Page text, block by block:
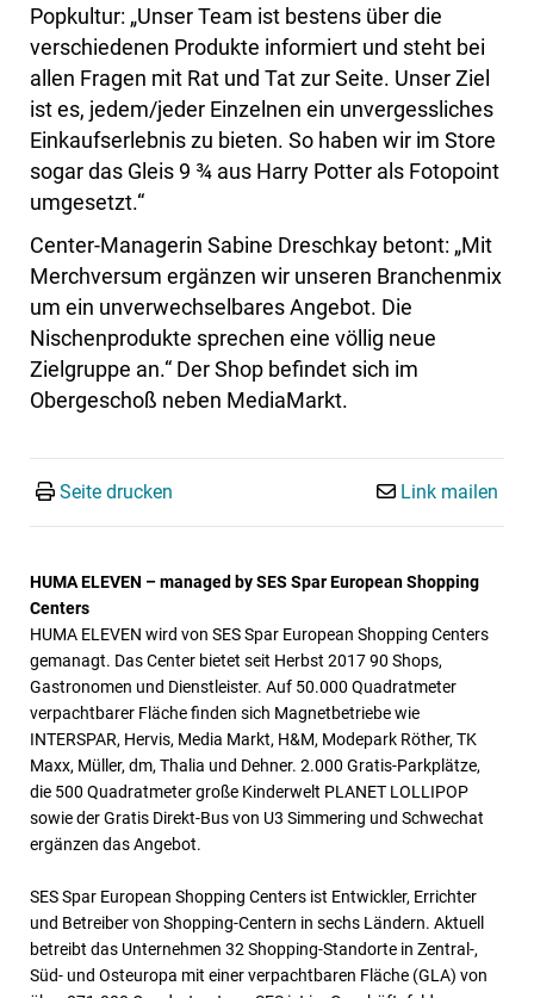
Popkultur: „Unser Team ist bestens über die
verschiedenen Produkte informiert und steht bei
allen Fragen mit Rat und Tat zur Seite. Unser Ziel
ist es, jedem/jeder Einzelnen ein unvergessliches
Einkaufserlebnis zu bieten. So haben wir im Store
sogar das Gleis 9 ¾ aus Harry Potter als Fotopoint
umgesetzt.“
Center-Managerin Sabine Dreschkay betont: „Mit
Merchversum ergänzen wir unseren Branchenmix
um ein unverwechselbares Angebot. Die
Nischenprodukte sprechen eine völlig neue
Zielgruppe an.“ Der Shop befindet sich im
Obergeschoß neben MediaMarkt.
Seite drucken Link mailen
HUMA ELEVEN – managed by SES Spar European Shopping
Centers
HUMA ELEVEN wird von SES Spar European Shopping Centers
gemanagt. Das Center bietet seit Herbst 2017 90 Shops,
Gastronomen und Dienstleister. Auf 50.000 Quadratmeter
verpachtbarer Fläche finden sich Magnetbetriebe wie
INTERSPAR, Hervis, Media Markt, H&M, Modepark Röther, TK
Maxx, Müller, dm, Thalia und Dehner. 2.000 Gratis-Parkplätze,
die 500 Quadratmeter große Kinderwelt PLANET LOLLIPOP
sowie der Gratis Direkt-Bus von U3 Simmering und Schwechat
ergänzen das Angebot.
SES Spar European Shopping Centers ist Entwickler, Errichter
und Betreiber von Shopping-Centern in sechs Ländern. Aktuell
betreibt das Unternehmen 32 Shopping-Standorte in Zentral-,
Süd- und Osteuropa mit einer verpachtbaren Fläche (GLA) von